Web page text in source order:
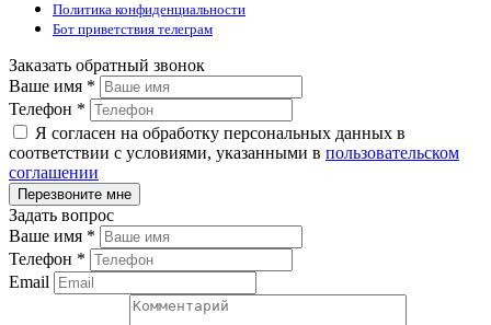
Политика конфиденциальности
Бот приветствия телеграм
Заказать обратный звонок
Ваше имя *
Телефон *
Я согласен на обработку персональных данных в
соответствии с условиями, указанными в пользовательском
соглашении
Задать вопрос
Ваше имя *
Телефон *
Email